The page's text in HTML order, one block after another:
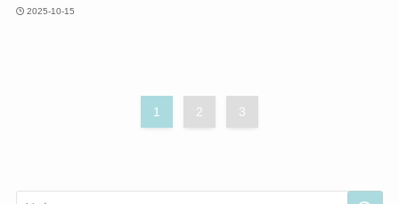
2025-10-15
1 2 3